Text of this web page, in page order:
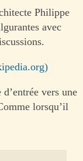
Philippe
avec
vers une
lorsqu’il